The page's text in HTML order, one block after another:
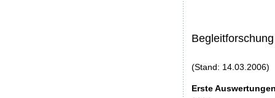
Begleitforschung
(Stand: 14.03.2006)
Erste